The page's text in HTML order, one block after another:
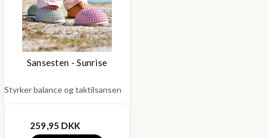
Sansesten - Sunrise
Styrker balance og taktilsansen
259,95 DKK